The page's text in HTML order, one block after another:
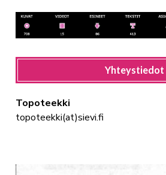
Yhteystiedot
Topoteekki
topoteekki(at)sievi.fi